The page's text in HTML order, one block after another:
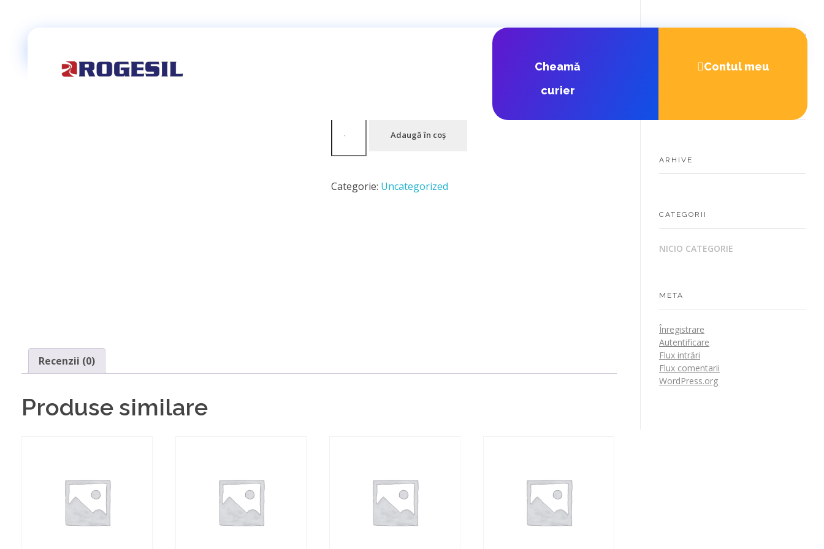
Cheamă
curier
Contul meu
Adaugă în coș
Categorie: Uncategorized
Recenzii (0)
Produse similare
ARHIVE
CATEGORII
NICIO CATEGORIE
META
Înregistrare
Autentificare
Flux intrări
Flux comentarii
WordPress.org